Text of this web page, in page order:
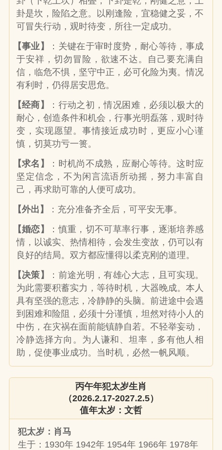
卦是坎，险陷之意。以刚逢险，宜稳健之妥，不
可冒失行动，观时待变，所往一定成功。
【事业】
：关键在于审时度势，耐心等待，事成
于安祥，切勿冒险，欲速不达。自己要充满自
信，临危不惧，坚守中正，必可化险为夷。情况
有利时，仍得居安思危。
【经商】
：行动之初，情况困难，必须以极大的
耐心，创造条件和机会，行事光明磊落，观时待
变，实现愿望。事情接近成功时，更应小心谨
慎，切莫功亏一篑。
【求名】
：时机尚不成熟，应耐心等待。这时应
坚定信念，不为闲言流语所动摇，努力丰富自
己，再求助可靠的人便可成功。
【外出】
：充分准备齐全后，可平安无事。
【婚恋】
：慎重，切不可草率行事，逐渐培养感
情，以诚实、热情相待，会发生变故，仍可以有
良好的结局。双方都应懂得以柔克刚的道理。
【决策】
：前途光明，有雄心大志，且可实现。
为此需要积蓄实力，等待时机，大器晚成。本人
具有坚强的意志，冷静静的头脑。前进途中会遇
到困难和险阻，必须十分谨慎，坦然对待小人的
中伤，在灾祸在面前能镇静自若。不轻举妄动，
冷静选择方向。为人谦和、坦率，多有他人相
助，促使事业成功。当时机，必然一帆风顺。
丙午年犯太岁生肖
（2026.2.17-2027.2.5）
值年太岁：⽂哲
犯太岁：肖马
生于：1930年 1942年 1954年 1966年 1978年